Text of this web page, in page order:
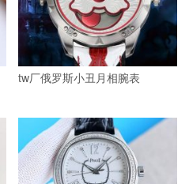
tw厂俄罗斯小丑月相腕表